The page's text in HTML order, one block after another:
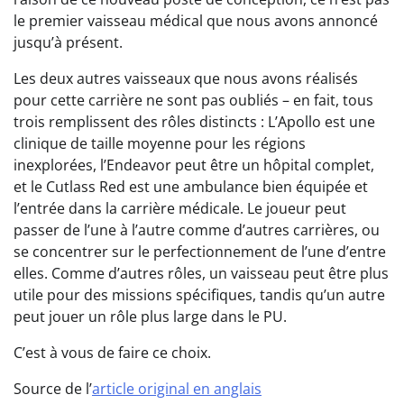
le premier vaisseau médical que nous avons annoncé
jusqu’à présent.
Les deux autres vaisseaux que nous avons réalisés
pour cette carrière ne sont pas oubliés – en fait, tous
trois remplissent des rôles distincts : L’Apollo est une
clinique de taille moyenne pour les régions
inexplorées, l’Endeavor peut être un hôpital complet,
et le Cutlass Red est une ambulance bien équipée et
l’entrée dans la carrière médicale. Le joueur peut
passer de l’une à l’autre comme d’autres carrières, ou
se concentrer sur le perfectionnement de l’une d’entre
elles. Comme d’autres rôles, un vaisseau peut être plus
utile pour des missions spécifiques, tandis qu’un autre
peut jouer un rôle plus large dans le PU.
C’est à vous de faire ce choix.
Source de l’article original en anglais